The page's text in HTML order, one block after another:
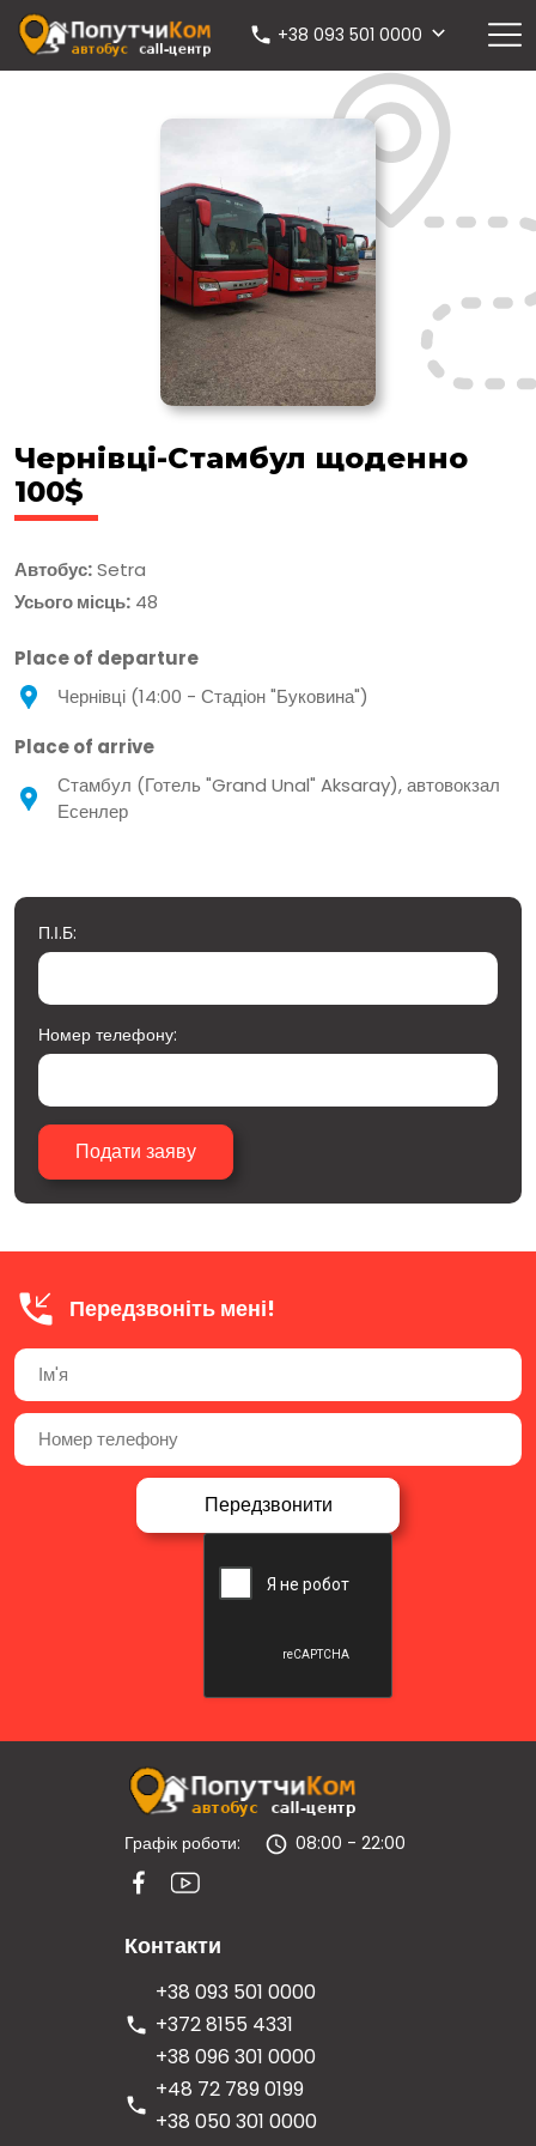
+38 093 501 0000
Чернівці-Стамбул щоденно
100$
Автобус:Setra
Усього місць: 48
Place of departure
Чернівці (14:00 - Стадіон "Буковина")
Place of arrive
Стамбул (Готель "Grand Unal" Aksaray), автовокзал
Есенлер
П.І.Б:
Номер телефону:
Передзвоніть мені!
Графік роботи: 08:00 - 22:00
Контакти
+38 093 501 0000
+372 8155 4331
+38 096 301 0000
+48 72 789 0199
+38 050 301 0000